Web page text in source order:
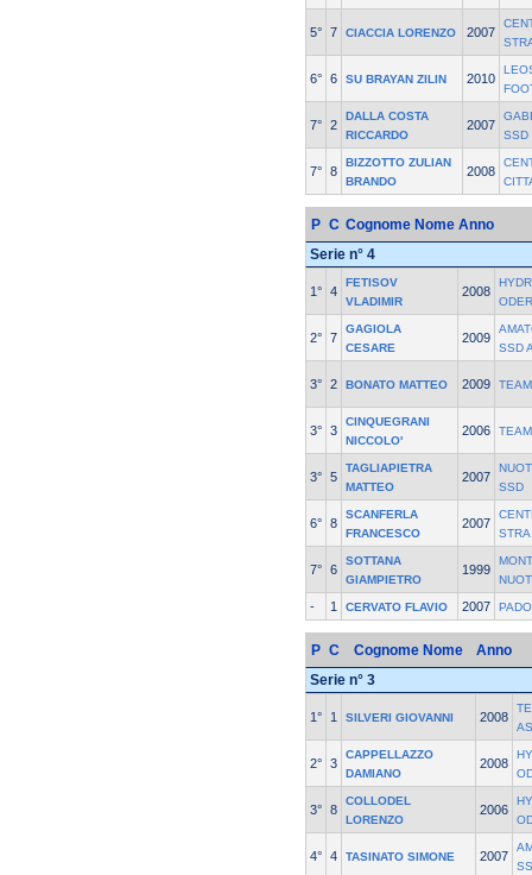
5° 7 CIACCIA LORENZO 2007
6° 6 SU BRAYAN ZILIN 2010
7° 2
DALLA COSTA
RICCARDO
2007
SSD
7° 8
BIZZOTTO ZULIAN
BRANDO
2008
P C Cognome Nome Anno
Serie n° 4
1° 4
FETISOV
VLADIMIR
2008
2° 7
GAGIOLA
CESARE
2009
SSD
3° 2 BONATO MATTEO 2009
3° 3
CINQUEGRANI
NICCOLO'
2006
3° 5
TAGLIAPIETRA
MATTEO
2007
SSD
6° 8
SCANFERLA
FRANCESCO
2007
STRA
7° 6
SOTTANA
GIAMPIETRO
1999
- 1 CERVATO FLAVIO 2007
P C Cognome Nome
Anno
Serie n° 3
1° 1 SILVERI GIOVANNI 2008
2° 3
CAPPELLAZZO
DAMIANO
2008
3° 8
COLLODEL
LORENZO
2006
4° 4 TASINATO SIMONE 2007